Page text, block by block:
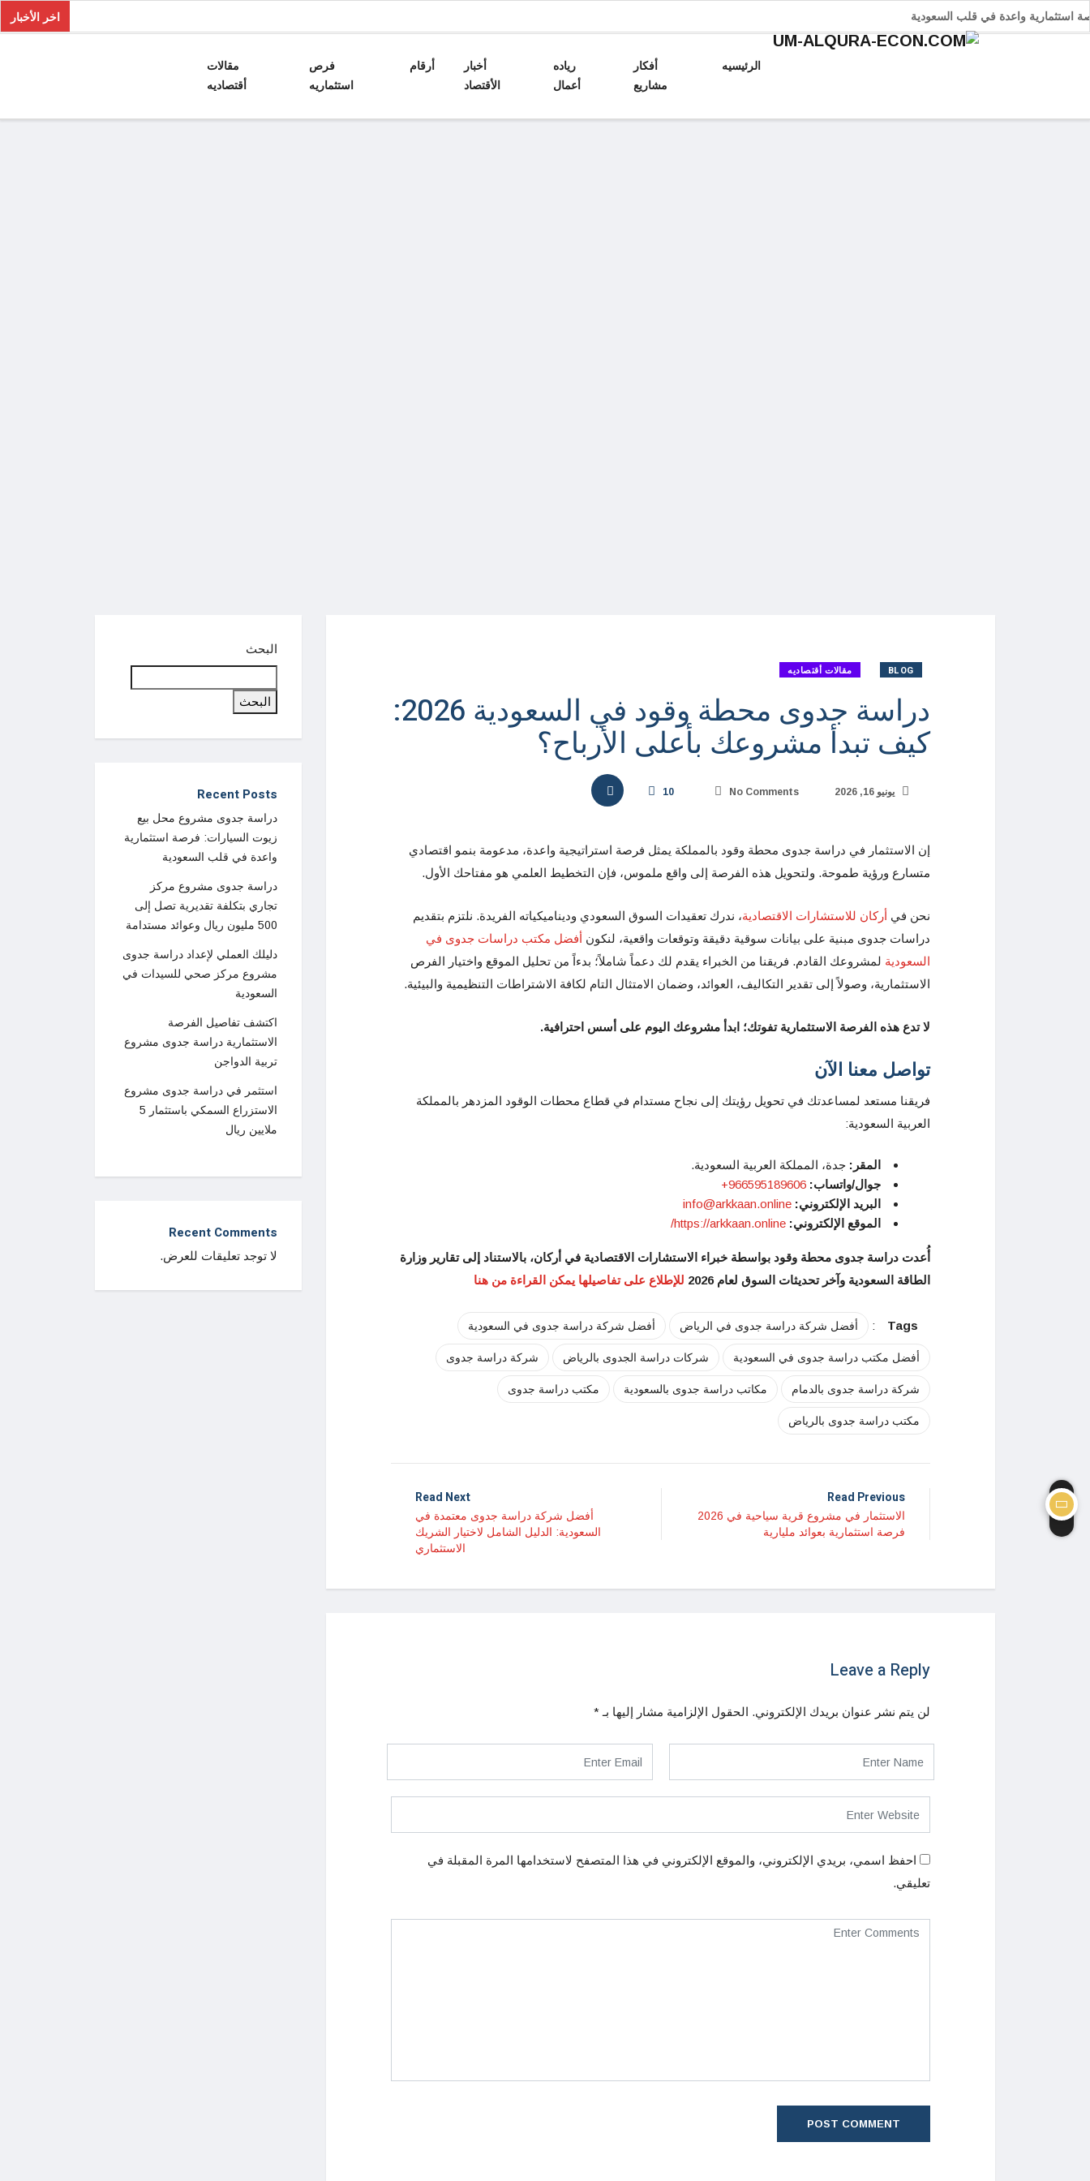
اخر الأخبار استثمارية واعدة في قلب السعودية
الرئيسيه
أفكار
مشاريع
رياده
أعمال
أخبار
الأقتصاد
أرقام
فرص
استثماريه
مقالات
أقتصاديه
BLOG مقالات أقتصاديه
دراسة جدوى محطة وقود في السعودية 2026:
كيف تبدأ مشروعك بأعلى الأرباح؟
يونيو 16, 2026 No Comments
10
إن الاستثمار في دراسة جدوى محطة وقود بالمملكة يمثل فرصة استراتيجية واعدة، مدعومة بنمو اقتصادي
متسارع ورؤية طموحة. ولتحويل هذه الفرصة إلى واقع ملموس، فإن التخطيط العلمي هو مفتاحك الأول.
نحن في أركان للاستشارات الاقتصادية، ندرك تعقيدات السوق السعودي وديناميكياته الفريدة. نلتزم بتقديم
دراسات جدوى مبنية على بيانات سوقية دقيقة وتوقعات واقعية، لنكون أفضل مكتب دراسات جدوى في
السعودية لمشروعك القادم. فريقنا من الخبراء يقدم لك دعماً شاملاً؛ بدءاً من تحليل الموقع واختيار الفرص
الاستثمارية، وصولاً إلى تقدير التكاليف، العوائد، وضمان الامتثال التام لكافة الاشتراطات التنظيمية والبيئية.
لا تدع هذه الفرصة الاستثمارية تفوتك؛ ابدأ مشروعك اليوم على أسس احترافية.
تواصل معنا الآن
فريقنا مستعد لمساعدتك في تحويل رؤيتك إلى نجاح مستدام في قطاع محطات الوقود المزدهر بالمملكة
العربية السعودية:
المقر : جدة، المملكة العربية السعودية.
جوال/واتساب:
966595189606+
البريد الإلكتروني:
info@arkkaan.online
الموقع الإلكتروني:
https://arkkaan.online/
أُعدت دراسة جدوى محطة وقود بواسطة خبراء الاستشارات الاقتصادية في أركان، بالاستناد إلى تقارير وزارة
الطاقة السعودية وآخر تحديثات السوق لعام 2026
للإطلاع على تفاصيلها يمكن القراءة من هنا
Tags
: أفضل شركة دراسة جدوى في الرياض أفضل شركة دراسة جدوى في السعودية
أفضل مكتب دراسة جدوى في السعودية شركات دراسة الجدوى بالرياض شركة دراسة جدوى
شركة دراسة جدوى بالدمام مكاتب دراسة جدوى بالسعودية مكتب دراسة جدوى
مكتب دراسة جدوى بالرياض
Read Previous
الاستثمار في مشروع قرية سياحية في 2026
فرصة استثمارية بعوائد مليارية
Read Next
أفضل شركة دراسة جدوى معتمدة في
السعودية: الدليل الشامل لاختيار الشريك
الاستثماري
Leave a Reply
لن يتم نشر عنوان بريدك الإلكتروني. الحقول الإلزامية مشار إليها بـ *
احفظ اسمي، بريدي الإلكتروني، والموقع الإلكتروني في هذا المتصفح لاستخدامها المرة المقبلة في
تعليقي.
البحث
البحث
Recent Posts
دراسة جدوى مشروع محل بيع
زيوت السيارات: فرصة استثمارية
واعدة في قلب السعودية
دراسة جدوى مشروع مركز
تجاري بتكلفة تقديرية تصل إلى
500 مليون ريال وعوائد مستدامة
دليلك العملي لإعداد دراسة جدوى
مشروع مركز صحي للسيدات في
السعودية
اكتشف تفاصيل الفرصة
الاستثمارية دراسة جدوى مشروع
تربية الدواجن
استثمر في دراسة جدوى مشروع
الاستزراع السمكي باستثمار 5
ملايين ريال
Recent Comments
لا توجد تعليقات للعرض.